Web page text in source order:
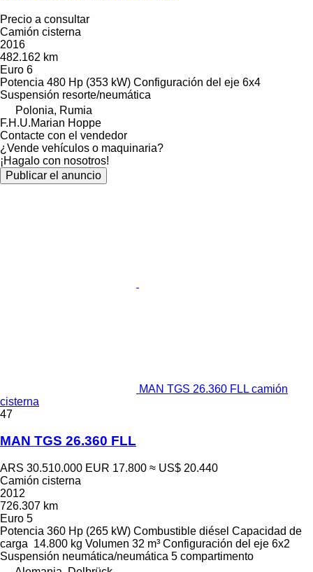
Precio a consultar
Camión cisterna
2016
482.162 km
Euro 6
Potencia 480 Hp (353 kW) Configuración del eje 6x4
Suspensión resorte/neumática
Polonia, Rumia
F.H.U.Marian Hoppe
Contacte con el vendedor
¿Vende vehículos o maquinaria?
¡Hagalo con nosotros!
Publicar el anuncio
MAN TGS 26.360 FLL camión
cisterna
47
MAN TGS 26.360 FLL
ARS 30.510.000 EUR 17.800 ≈ US$ 20.440
Camión cisterna
2012
726.307 km
Euro 5
Potencia 360 Hp (265 kW) Combustible diésel Capacidad de
carga 14.800 kg Volumen 32 m³ Configuración del eje 6x2
Suspensión neumática/neumática 5 compartimento